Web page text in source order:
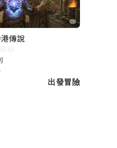
傳說
出發冒險